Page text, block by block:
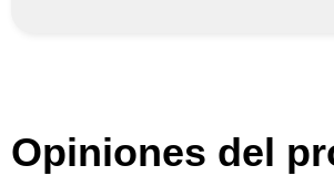
Opiniones del